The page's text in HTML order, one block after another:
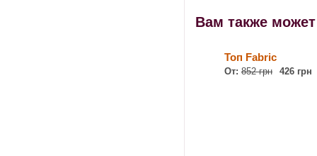
Вам также
Топ Fabric
От: 852 грн 426 грн